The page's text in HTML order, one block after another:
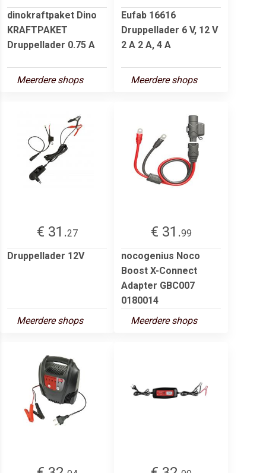
dinokraftpaket Dino
KRAFTPAKET
Druppellader 0.75 A
Meerdere shops
Eufab 16616
Druppellader 6 V, 12 V
2 A 2 A, 4 A
Meerdere shops
€ 31.27
Druppellader 12V
Meerdere shops
€ 31.99
nocogenius Noco
Boost X-Connect
Adapter GBC007
0180014
Meerdere shops